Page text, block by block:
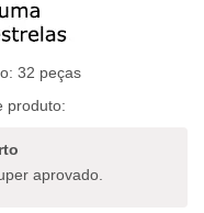
podem
escolhidas
página
32 peças
produto:
aprovado.